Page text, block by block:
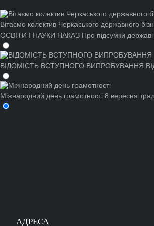
Вітаємо колектив Черкаського державного
ОСВІТИ І НАУКИ НАКАЗ Про підсумки
ВІДОМІСТЬ ВСТУПНОГО ВИПРОБУВАННЯ
Міжнародний день грамотності 8 вересня
АДРЕСА